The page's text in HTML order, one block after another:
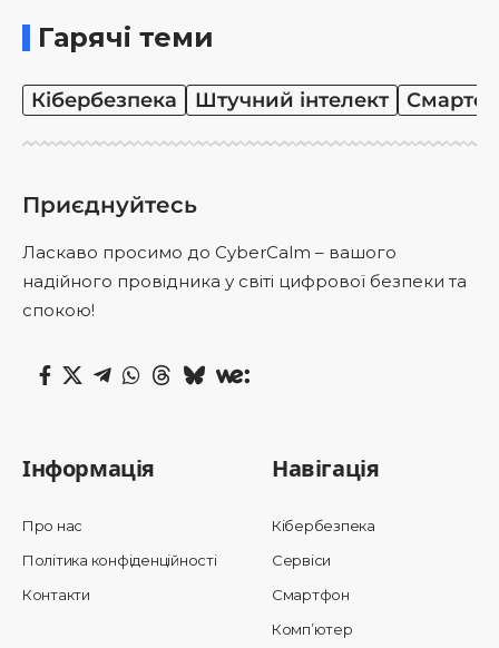
Гарячі теми
Кібербезпека Штучний інтелект
Приєднуйтесь
Ласкаво просимо до CyberCalm – вашого
надійного провідника у світі цифрової безпеки та
спокою!
Інформація
Про нас
Політика конфіденційності
Контакти
Навігація
Кібербезпека
Сервіси
Смартфон
Комп’ютер